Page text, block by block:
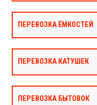
ПЕРЕВОЗКА ЁМКОСТЕЙ
ПЕРЕВОЗКА КАТУШЕК
ПЕРЕВОЗКА БЫТОВОК